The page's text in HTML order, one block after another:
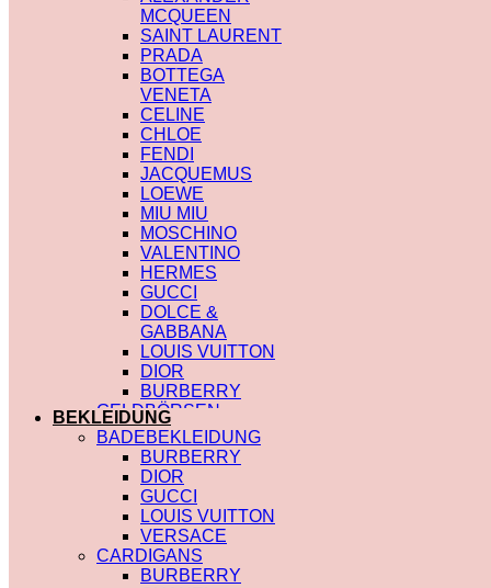
MCQUEEN
SAINT LAURENT
PRADA
BOTTEGA
VENETA
CELINE
CHLOE
FENDI
JACQUEMUS
LOEWE
MIU MIU
MOSCHINO
VALENTINO
HERMES
GUCCI
DOLCE &
GABBANA
LOUIS VUITTON
DIOR
BURBERRY
GELDBÖRSEN
SAINT LAURENT
PRADA
HERMES
GUCCI
DIOR
CHLOE
FENDI
JACQUEMUS
BEKLEIDUNG
BADEBEKLEIDUNG
BURBERRY
DIOR
GUCCI
LOUIS VUITTON
VERSACE
CARDIGANS
BURBERRY